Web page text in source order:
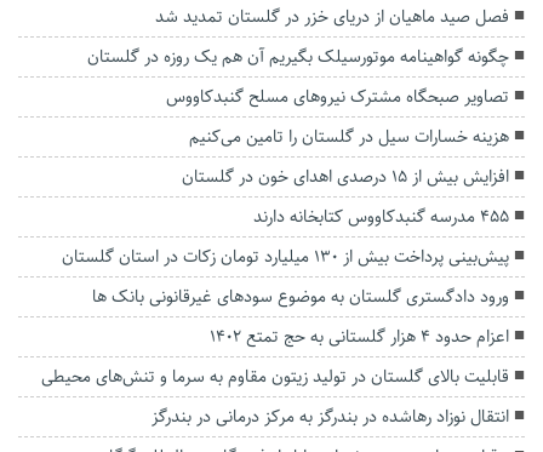
فصل صید ماهیان از دریای خزر در گلستان تمدید شد
چگونه گواهینامه موتورسیلک بگیریم آن هم یک روزه در گلستان
تصاویر صبحگاه مشترک نیروهای مسلح گنبدکاووس
هزینه خسارات سیل در گلستان را تامین می‌کنیم
افزایش بیش از ۱۵ درصدی اهدای خون در گلستان
۴۵۵ مدرسه گنبدکاووس کتابخانه دارند
پیش‌بینی پرداخت بیش از ۱۳۰ میلیارد تومان زکات در استان گلستان
ورود دادگستری گلستان به موضوع سودهای غیرقانونی بانک ها
اعزام حدود ۴ هزار گلستانی به حج تمتع ۱۴۰۲
قابلیت بالای گلستان در تولید زیتون مقاوم به سرما و تنش‌های محیطی
انتقال نوزاد رهاشده در بندرگز به مرکز درمانی در بندرگز